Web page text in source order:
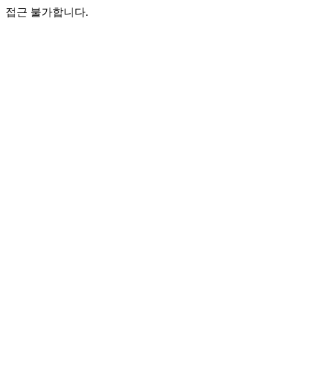
접근 불가합니다.